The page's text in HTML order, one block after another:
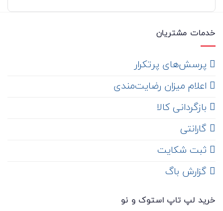
خدمات مشتریان
‌ پرسش‌های پرتکرار
اعلام میزان رضایت‌مندی
‌ بازگردانی کالا
گارانتی
ثبت شکایت
‌ گزارش باگ
خرید لپ تاپ استوک و نو